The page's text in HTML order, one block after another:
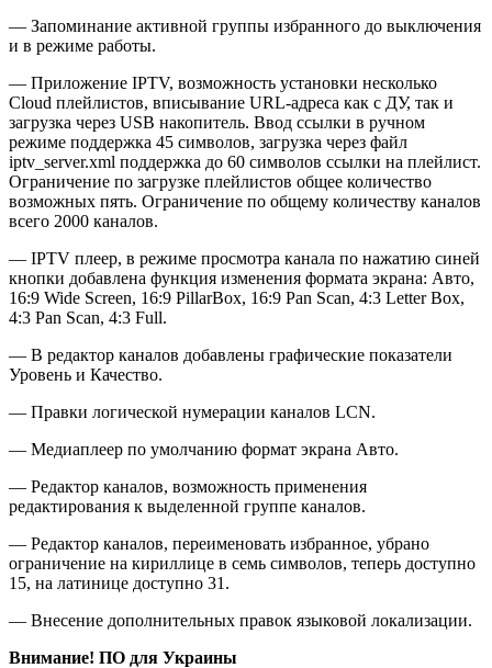
— Запоминание активной группы избранного до выключения
и в режиме работы.
— Приложение IPTV, возможность установки несколько
Cloud плейлистов, вписывание URL-адреса как с ДУ, так и
загрузка через USB накопитель. Ввод ссылки в ручном
режиме поддержка 45 символов, загрузка через файл
iptv_server.xml поддержка до 60 символов ссылки на плейлист.
Ограничение по загрузке плейлистов общее количество
возможных пять. Ограничение по общему количеству каналов
всего 2000 каналов.
— IPTV плеер, в режиме просмотра канала по нажатию синей
кнопки добавлена функция изменения формата экрана: Авто,
16:9 Wide Screen, 16:9 PillarBox, 16:9 Pan Scan, 4:3 Letter Box,
4:3 Pan Scan, 4:3 Full.
— В редактор каналов добавлены графические показатели
Уровень и Качество.
— Правки логической нумерации каналов LCN.
— Медиаплеер по умолчанию формат экрана Авто.
— Редактор каналов, возможность применения
редактирования к выделенной группе каналов.
— Редактор каналов, переименовать избранное, убрано
ограничение на кириллице в семь символов, теперь доступно
15, на латинице доступно 31.
— Внесение дополнительных правок языковой локализации.
Внимание! ПО для Украины